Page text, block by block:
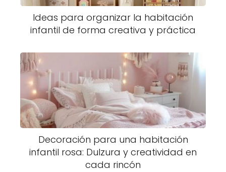
Ideas para organizar la habitación
infantil de forma creativa y práctica
Decoración para una habitación
infantil rosa: Dulzura y creatividad en
cada rincón